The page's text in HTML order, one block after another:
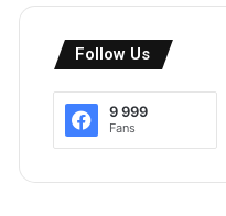
Follow Us
9 999
Fans